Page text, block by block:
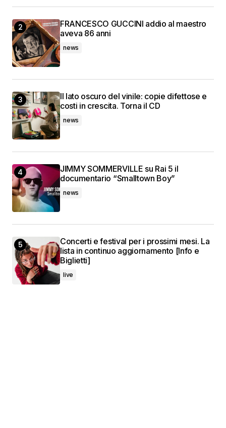
FRANCESCO GUCCINI addio al maestro
aveva 86 anni
news
Il lato oscuro del vinile: copie difettose e
costi in crescita. Torna il CD
news
JIMMY SOMMERVILLE su Rai 5 il
documentario “Smalltown Boy”
news
Concerti e festival per i prossimi mesi. La
lista in continuo aggiornamento [Info e
Biglietti]
live